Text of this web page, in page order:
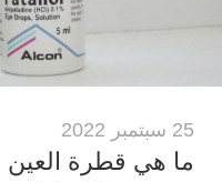
25 سبتمبر 2022
ما هي قطرة العين